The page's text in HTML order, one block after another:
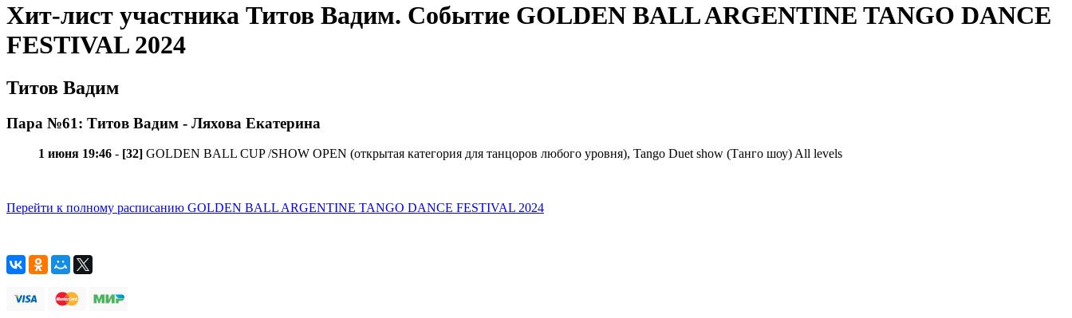
Хит-лист участника Титов Вадим. Событие GOLDEN BALL ARGENTINE TANGO DANCE
FESTIVAL 2024
Титов Вадим
Пара №61: Титов Вадим - Ляхова Екатерина
1 июня 19:46 - [32] GOLDEN BALL CUP /SHOW OPEN (открытая категория для танцоров любого уровня), Tango Duet show (Танго шоу) All levels
Перейти к полному расписанию GOLDEN BALL ARGENTINE TANGO DANCE FESTIVAL 2024